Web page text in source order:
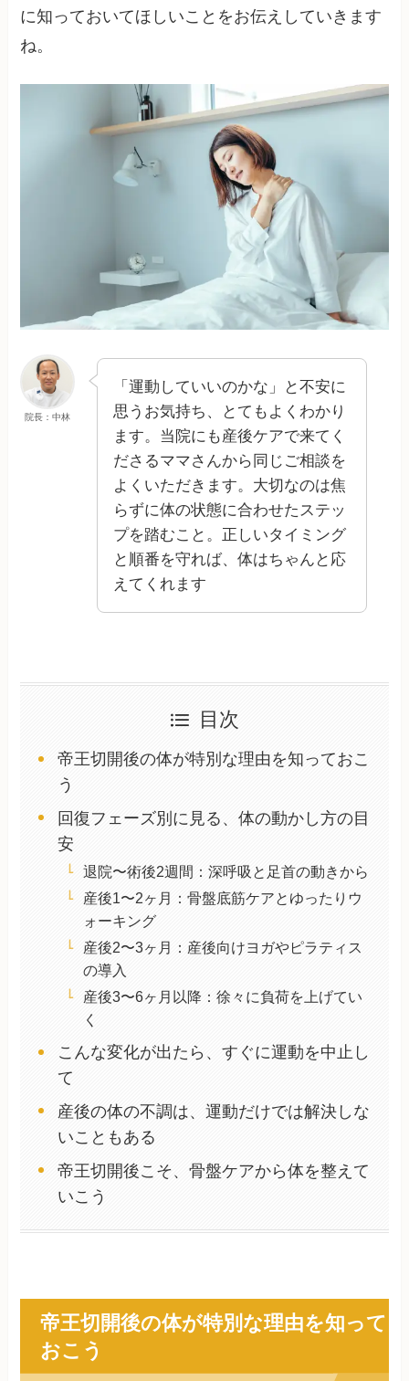
に知っておいてほしいことをお伝えしていきます
ね。
院長：中林
「運動していいのかな」と不安に
思うお気持ち、とてもよくわかり
ます。当院にも産後ケアで来てく
ださるママさんから同じご相談を
よくいただきます。大切なのは焦
らずに体の状態に合わせたステッ
プを踏むこと。正しいタイミング
と順番を守れば、体はちゃんと応
えてくれます
目次
帝王切開後の体が特別な理由を知っておこ
う
回復フェーズ別に見る、体の動かし方の目
安
退院〜術後2週間：深呼吸と足首の動きから
産後1〜2ヶ月：骨盤底筋ケアとゆったりウ
ォーキング
産後2〜3ヶ月：産後向けヨガやピラティス
の導入
産後3〜6ヶ月以降：徐々に負荷を上げてい
く
こんな変化が出たら、すぐに運動を中止し
て
産後の体の不調は、運動だけでは解決しな
いこともある
帝王切開後こそ、骨盤ケアから体を整えて
いこう
帝王切開後の体が特別な理由を知って
おこう